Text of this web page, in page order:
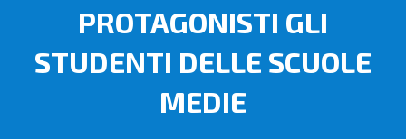
PROTAGONISTI GLI
STUDENTI DELLE SCUOLE
MEDIE